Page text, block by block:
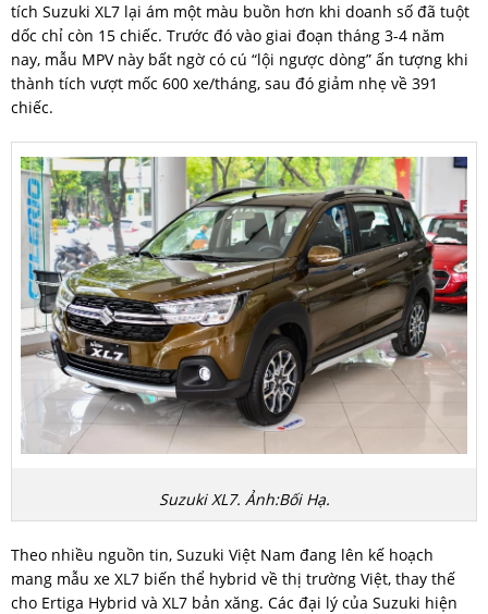
tích Suzuki XL7 lại ám một màu buồn hơn khi doanh số đã tuột
dốc chỉ còn 15 chiếc. Trước đó vào giai đoạn tháng 3-4 năm
nay, mẫu MPV này bất ngờ có cú “lội ngược dòng” ấn tượng khi
thành tích vượt mốc 600 xe/tháng, sau đó giảm nhẹ về 391
chiếc.
Suzuki XL7. Ảnh:Bối Hạ.
Theo nhiều nguồn tin, Suzuki Việt Nam đang lên kế hoạch
mang mẫu xe XL7 biến thể hybrid về thị trường Việt, thay thế
cho Ertiga Hybrid và XL7 bản xăng. Các đại lý của Suzuki hiện